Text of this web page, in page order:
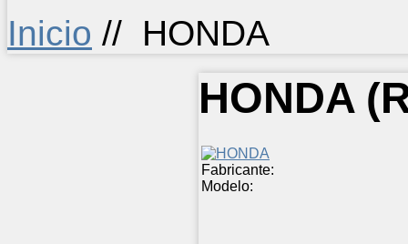
Inicio // HONDA
HONDA
Fabricante:
Modelo: